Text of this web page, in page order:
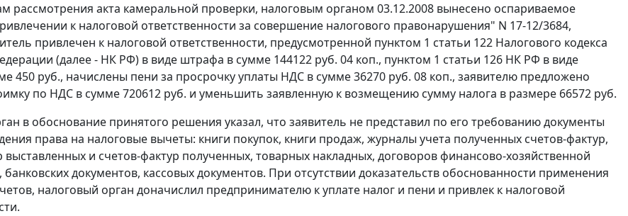
рассмотрения акта камеральной проверки, налоговым органом 03.12.2008 вынесено оспариваемое
к налоговой ответственности за совершение налогового правонарушения" N 17-12/3684,
привлечен к налоговой ответственности, предусмотренной пунктом 1 статьи 122 Налогового кодекса
(далее - НК РФ) в виде штрафа в сумме 144122 руб. 04 коп., пунктом 1 статьи 126 НК РФ в виде
450 руб., начислены пени за просрочку уплаты НДС в сумме 36270 руб. 08 коп., заявителю предложено
по НДС в сумме 720612 руб. и уменьшить заявленную к возмещению сумму налога в размере 66572 руб.
в обоснование принятого решения указал, что заявитель не представил по его требованию документы
права на налоговые вычеты: книги покупок, книги продаж, журналы учета полученных счетов-фактур,
выставленных и счетов-фактур полученных, товарных накладных, договоров финансово-хозяйственной
банковских документов, кассовых документов. При отсутствии доказательств обоснованности применения
налоговый орган доначислил предпринимателю к уплате налог и пени и привлек к налоговой